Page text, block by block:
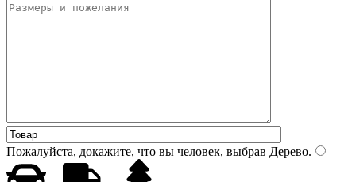
Пожалуйста, докажите, что вы человек, выбрав Дерево.